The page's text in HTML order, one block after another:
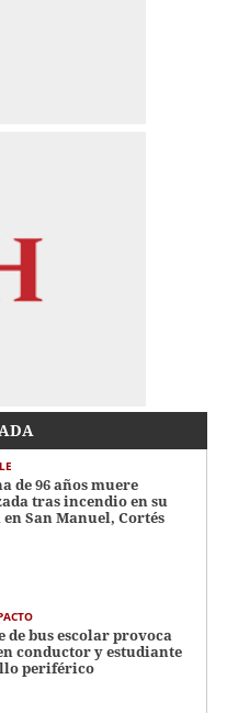
de 96 años muere
tras incendio en su
San Manuel, Cortés
de bus escolar provoca
conductor y estudiante
periférico